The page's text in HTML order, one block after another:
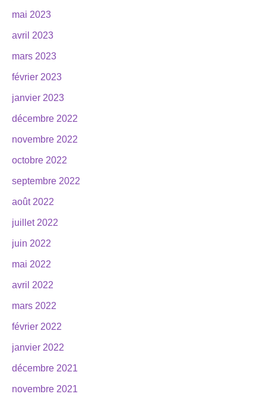
mai 2023
avril 2023
mars 2023
février 2023
janvier 2023
décembre 2022
novembre 2022
octobre 2022
septembre 2022
août 2022
juillet 2022
juin 2022
mai 2022
avril 2022
mars 2022
février 2022
janvier 2022
décembre 2021
novembre 2021